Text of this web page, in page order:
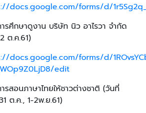
docs.google.com/forms/d/
ารศึกษาดูงาน บริษัท นิว อาไรวา จำกัด
ต.ค.61)
docs.google.com/forms/d/
edit
รสอนภาษาไทยให้ชาวต่างชาติ (วันที่
ต.ค., 1-2พ.ย.61)